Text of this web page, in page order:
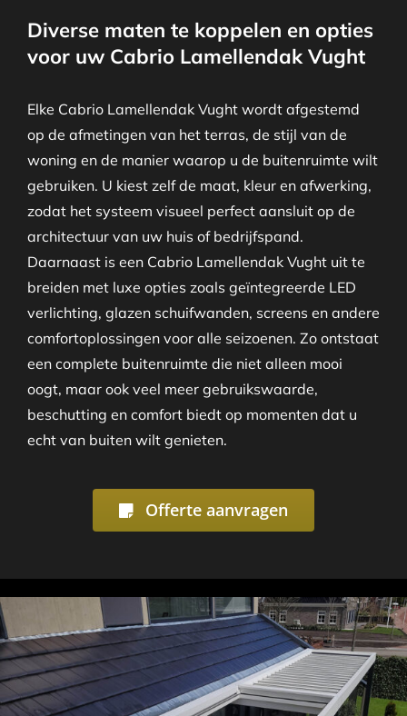
Diverse maten te koppelen en opties
voor uw Cabrio Lamellendak Vught
Elke Cabrio Lamellendak Vught wordt afgestemd
op de afmetingen van het terras, de stijl van de
woning en de manier waarop u de buitenruimte wilt
gebruiken. U kiest zelf de maat, kleur en afwerking,
zodat het systeem visueel perfect aansluit op de
architectuur van uw huis of bedrijfspand.
Daarnaast is een Cabrio Lamellendak Vught uit te
breiden met luxe opties zoals geïntegreerde LED
verlichting, glazen schuifwanden, screens en andere
comfortoplossingen voor alle seizoenen. Zo ontstaat
een complete buitenruimte die niet alleen mooi
oogt, maar ook veel meer gebruikswaarde,
beschutting en comfort biedt op momenten dat u
echt van buiten wilt genieten.
Offerte aanvragen